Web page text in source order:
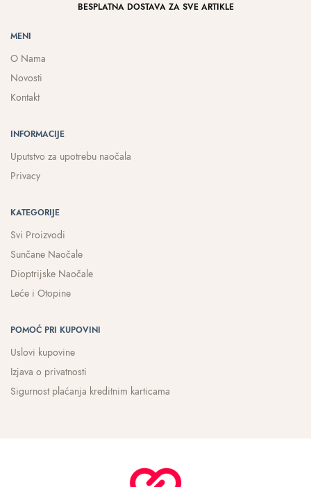
BESPLATNA DOSTAVA ZA SVE ARTIKLE
MENI
O Nama
Novosti
Kontakt
INFORMACIJE
Uputstvo za upotrebu naočala
Privacy
KATEGORIJE
Svi Proizvodi
Sunčane Naočale
Dioptrijske Naočale
Leće i Otopine
POMOĆ PRI KUPOVINI
Uslovi kupovine
Izjava o privatnosti
Sigurnost plaćanja kreditnim karticama